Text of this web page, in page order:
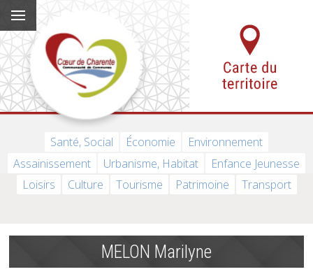
Santé, Social Économie
Environnement
Assainissement
Urbanisme, Habitat
Enfance Jeunesse
Loisirs
Culture Tourisme Patrimoine Transport
MELON Marilyne